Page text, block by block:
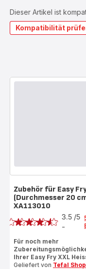
Dieser Artikel ist
Kompatibilität
Zubehör für Easy
(Durchmesser 20
XA113010
Bewertung
3.5 /5
-
Für noch mehr
Ihrer Easy Fry XXL
Geliefert von Tefal Shop